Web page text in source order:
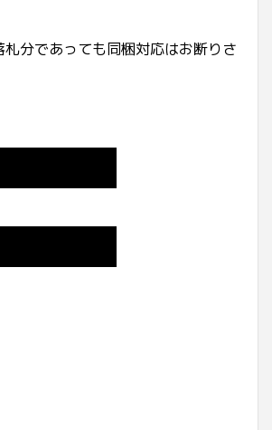
分であっても同梱対応はお断りさ